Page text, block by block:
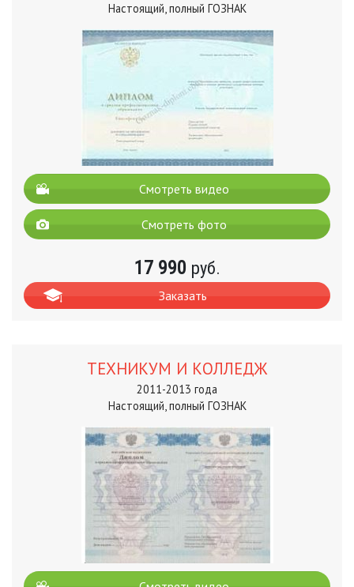
Настоящий, полный ГОЗНАК
Смотреть видео
Смотреть фото
17 990 руб.
Заказать
ТЕХНИКУМ И КОЛЛЕДЖ
2011-2013 года
Настоящий, полный ГОЗНАК